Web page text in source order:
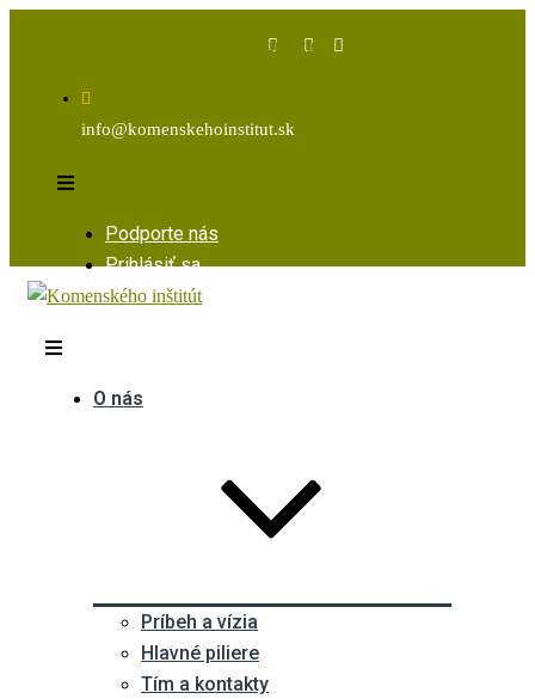
InstagramYoutube
info@komenskehoinstitut.sk
Podporte nás
Prihlásiť sa
O nás
Príbeh a vízia
Hlavné piliere
Tím a kontakty